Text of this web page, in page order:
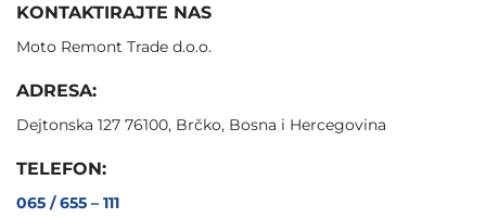
KONTAKTIRAJTE NAS
Moto Remont Trade d.o.o.
ADRESA:
Dejtonska 127 76100, Brčko, Bosna i Hercegovina
TELEFON:
065 / 655 – 111